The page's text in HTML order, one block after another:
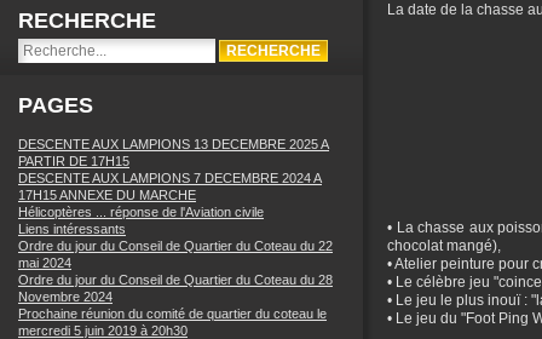
RECHERCHE
PAGES
DESCENTE AUX LAMPIONS 13 DECEMBRE 2025 A
PARTIR DE 17H15
DESCENTE AUX LAMPIONS 7 DECEMBRE 2024 A
17H15 ANNEXE DU MARCHE
Hélicoptères ... réponse de l'Aviation civile
Liens intéressants
Ordre du jour du Conseil de Quartier du Coteau du 22
mai 2024
Ordre du jour du Conseil de Quartier du Coteau du 28
Novembre 2024
Prochaine réunion du comité de quartier du coteau le
mercredi 5 juin 2019 à 20h30
La date de la chasse
• La chasse aux
chocolat mangé),
• Atelier peinture pour
• Le célèbre jeu
• Le jeu le plus inouï :
• Le jeu du "Foot Ping